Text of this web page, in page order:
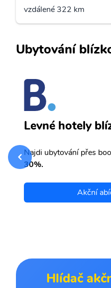
vzdálené 322 km
Ubytování
Levné hotely
Najdi ubytování přes
30%.
Akční
Hlídač